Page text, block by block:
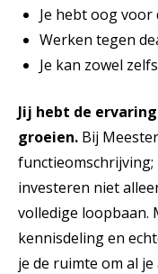
Je hebt oog voor
Werken tegen
Je kan zowel
Jij hebt de
groeien. Bij
functieomschrijving;
investeren niet
volledige loopbaan.
kennisdeling en
je de ruimte om al